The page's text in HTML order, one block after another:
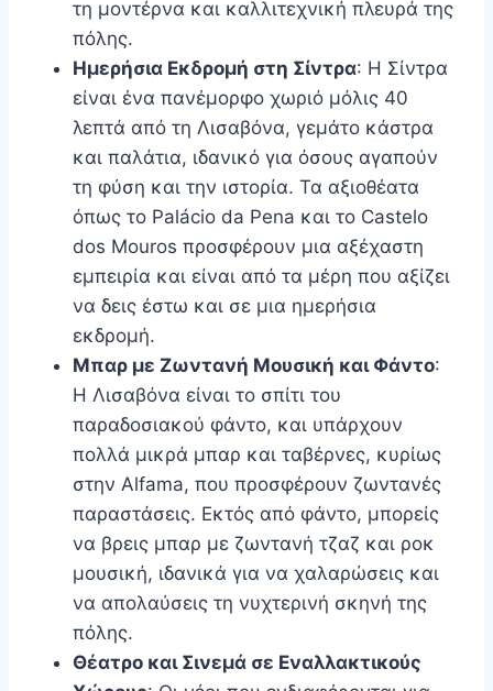
τη μοντέρνα και καλλιτεχνική πλευρά της
πόλης.
Ημερήσια Εκδρομή στη Σίντρα: Η Σίντρα
είναι ένα πανέμορφο χωριό μόλις 40
λεπτά από τη Λισαβόνα, γεμάτο κάστρα
και παλάτια, ιδανικό για όσους αγαπούν
τη φύση και την ιστορία. Τα αξιοθέατα
όπως το Palácio da Pena και το Castelo
dos Mouros προσφέρουν μια αξέχαστη
εμπειρία και είναι από τα μέρη που αξίζει
να δεις έστω και σε μια ημερήσια
εκδρομή.
Μπαρ με Ζωντανή Μουσική και Φάντο:
Η Λισαβόνα είναι το σπίτι του
παραδοσιακού φάντο, και υπάρχουν
πολλά μικρά μπαρ και ταβέρνες, κυρίως
στην Alfama, που προσφέρουν ζωντανές
παραστάσεις. Εκτός από φάντο, μπορείς
να βρεις μπαρ με ζωντανή τζαζ και ροκ
μουσική, ιδανικά για να χαλαρώσεις και
να απολαύσεις τη νυχτερινή σκηνή της
πόλης.
Θέατρο και Σινεμά σε Εναλλακτικούς